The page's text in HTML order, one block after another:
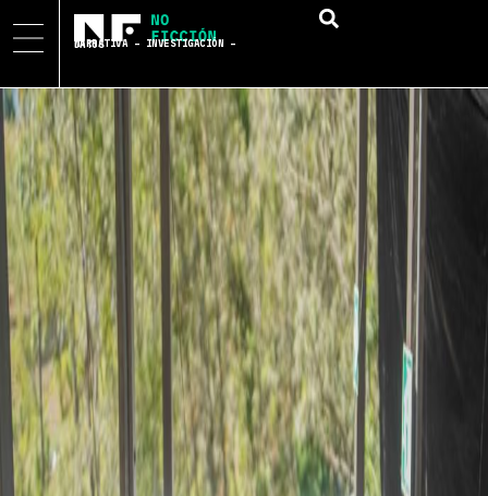
NARRATIVA – INVESTIGACIÓN – DATOS